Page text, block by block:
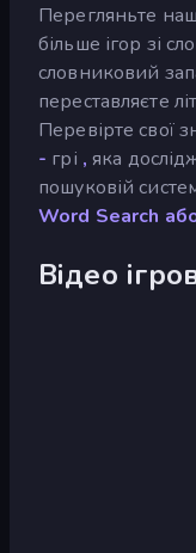
Перегляньте
більше ігор зі
словниковий
переставляєте
Перевірте свої
- грі , яка
пошуковій
Word Search
Відео